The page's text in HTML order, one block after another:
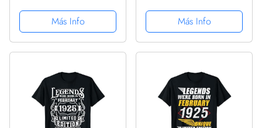
CamisetaMás Info
CamisetaMás Info